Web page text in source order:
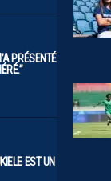
PRÉSENTÉ LE
EST UN